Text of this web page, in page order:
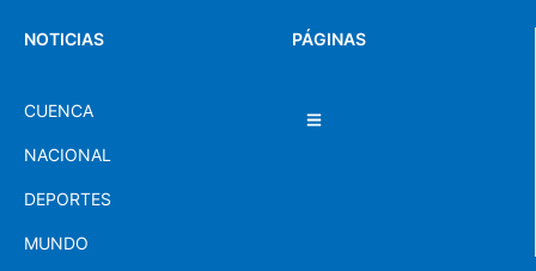
PÁGINAS
NOTICIAS
CUENCA
NACIONAL
DEPORTES
MUNDO